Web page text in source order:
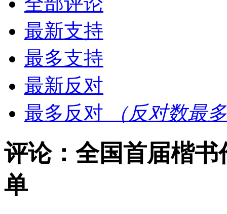
最新支持
最多支持
最新反对
最多反对
（反对数最
评论：全国首届楷
单